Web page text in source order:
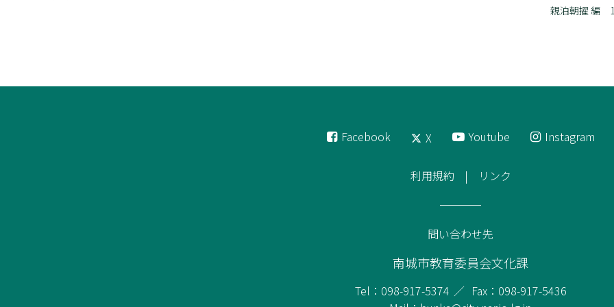
親泊朝擢 編
Facebook X Youtube Instagram
利用規約 リンク
問い合わせ先
南城市教育委員会文化課
Tel：098-917-5374
Fax：098-917-5436